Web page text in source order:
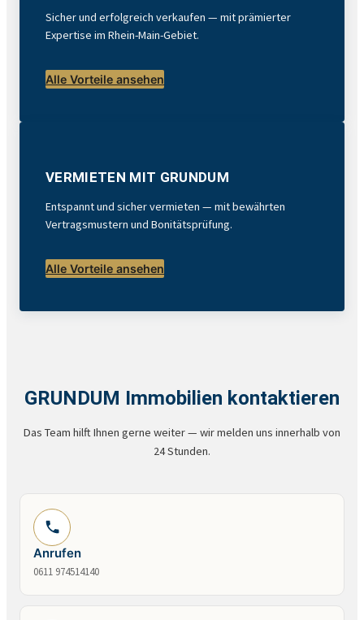
Sicher und erfolgreich verkaufen — mit prämierter
Expertise im Rhein-Main-Gebiet.
Alle Vorteile ansehen
VERMIETEN MIT GRUNDUM
Entspannt und sicher vermieten — mit bewährten
Vertragsmustern und Bonitätsprüfung.
Alle Vorteile ansehen
GRUNDUM Immobilien kontaktieren
Das Team hilft Ihnen gerne weiter — wir melden uns innerhalb von
24 Stunden.
Anrufen
0611 974514140